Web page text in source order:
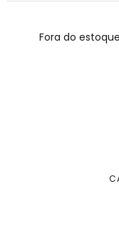
Fora do estoque